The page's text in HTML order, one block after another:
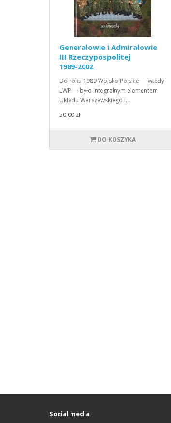
Generałowie i Admirałowie
III Rzeczypospolitej
1989-2002
Do roku 1989 Wojsko Polskie — wtedy
LWP — było integralnym elementem
Układu Warszawskiego i…
50,00 zł
DO KOSZYKA
Social media